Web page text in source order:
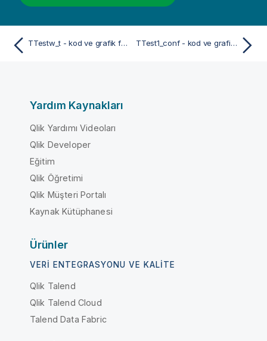
TTestw_t - kod ve grafik fonksiyonu TTest1_conf - kod ve grafik fonksiyonu
Yardım Kaynakları
Qlik Yardımı Videoları
Qlik Developer
Eğitim
Qlik Öğretimi
Qlik Müşteri Portalı
Kaynak Kütüphanesi
Ürünler
VERI ENTEGRASYONU VE KALITE
Qlik Talend
Qlik Talend Cloud
Talend Data Fabric